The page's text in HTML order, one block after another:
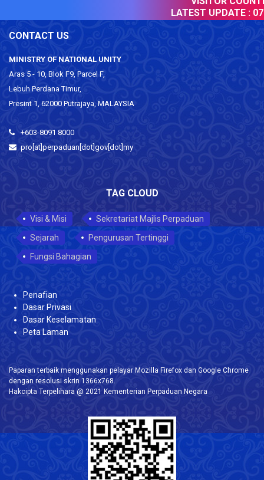
LATEST UPDATE : 07
CONTACT US
MINISTRY OF NATIONAL UNITY
Aras 5 - 10, Blok F9, Parcel F,
Lebuh Perdana Timur,
Presint 1, 62000 Putrajaya, MALAYSIA
+603-8091 8000
pro[at]perpaduan[dot]gov[dot]my
TAG CLOUD
Visi & Misi
Sekretariat Majlis Perpaduan
Sejarah
Pengurusan Tertinggi
Fungsi Bahagian
Penafian
Dasar Privasi
Dasar Keselamatan
Peta Laman
Paparan terbaik menggunakan pelayar Mozilla Firefox dan Google Chrome
dengan resolusi skrin 1366x768.
Hakcipta Terpelihara @ 2021 Kementerian Perpaduan Negara